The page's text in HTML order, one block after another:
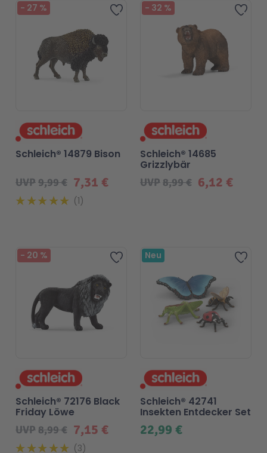
LEGO® Blumen
Zur Wunschliste hinzufügen
- 27 %
7,31 €
UVP9,99 €
Schleich® 14879 Bison
1
Zur
- 32 %
6,12 €
UVP8,99 €
Schleich® 14685
Grizzlybär
Zur Wunschliste hinzufügen
- 20 %
Beliebt
7,15 €
UVP8,99 €
Schleich® 72176 Black
Friday Löwe
3
Zur
Neu
22,99 €
Schleich® 42741
Insekten Entdecker Set